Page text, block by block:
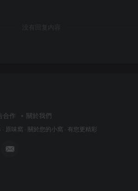
没有回复内容
合作 關於我們
原味窩 · 關於您的小窩 · 有您更精彩